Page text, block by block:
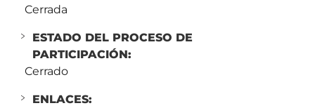
Cerrada
ESTADO DEL PROCESO DE
PARTICIPACIÓN:
Cerrado
ENLACES: